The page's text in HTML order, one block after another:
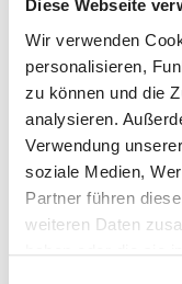
Diese Webseite
Wir verwenden
personalisieren,
zu können und die
analysieren.
Verwendung
soziale Medien,
Partner führen
weiteren Daten
haben oder die sie
Führerschein
Auch
Willkommen.
Insbesondere die
ist für
Ausbildung